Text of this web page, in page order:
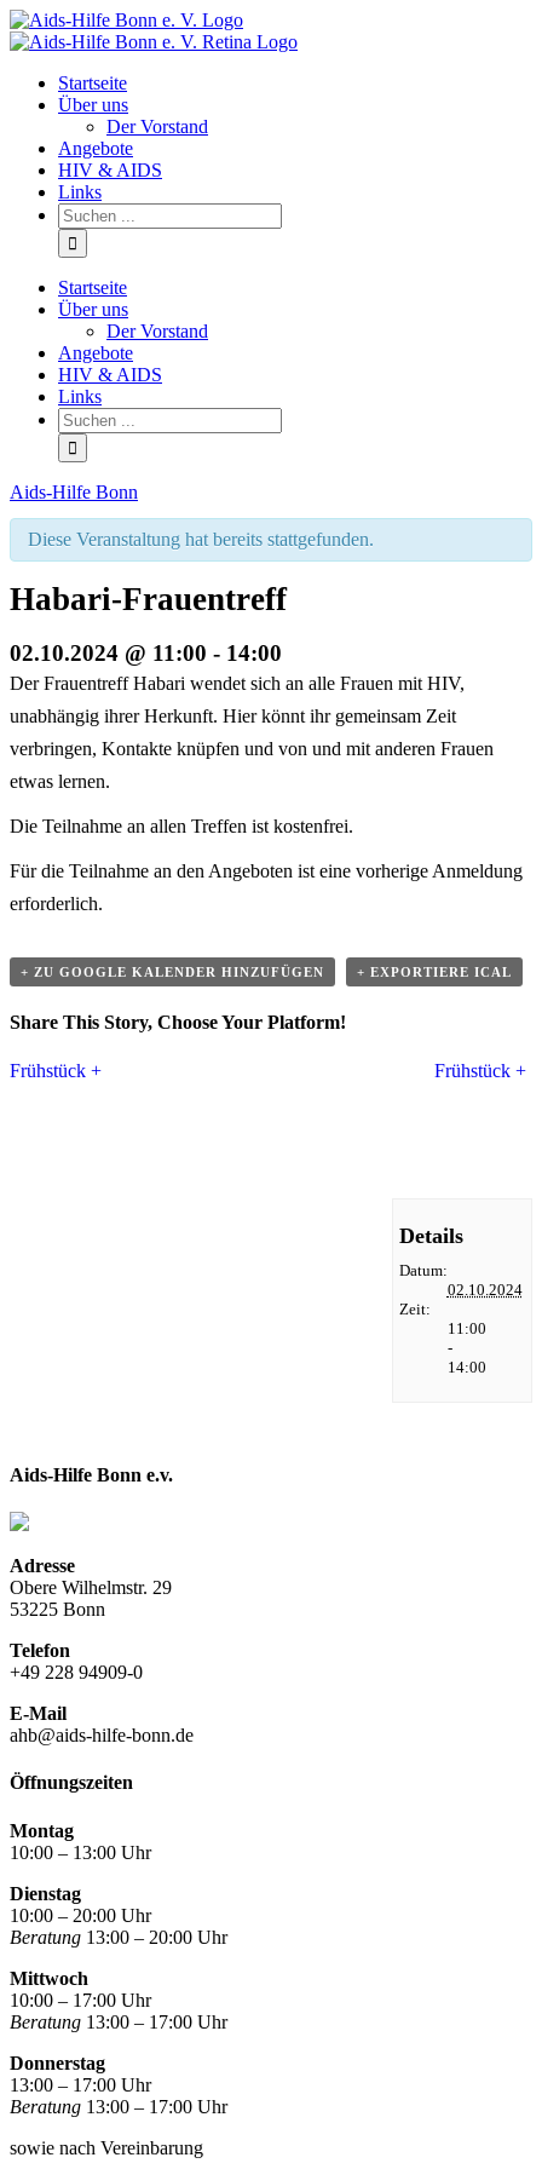
Facebook
Startseite
Über uns
Der Vorstand
Angebote
HIV & AIDS
Links
Startseite
Über uns
Der Vorstand
Angebote
HIV & AIDS
Links
Aids-Hilfe Bonn
Diese Veranstaltung hat bereits stattgefunden.
Habari-Frauentreff
02.10.2024 @ 11:00 - 14:00
Der Frauentreff Habari wendet sich an alle Frauen mit HIV,
unabhängig ihrer Herkunft. Hier könnt ihr gemeinsam Zeit
verbringen, Kontakte knüpfen und von und mit anderen Frauen
etwas lernen.
Die Teilnahme an allen Treffen ist kostenfrei.
Für die Teilnahme an den Angeboten ist eine vorherige Anmeldung
erforderlich.
+ ZU GOOGLE KALENDER HINZUFÜGEN + EXPORTIERE ICAL
Share This Story, Choose Your Platform!
Facebook
Twitter
Linkedin
Reddit
Tumblr
Google+
Pinterest
Vk
Email
Veranstaltung
Frühstück + Frühstück +
Details
Datum:
02.10.2024
Zeit:
11:00
-
14:00
Aids-Hilfe Bonn e.v.
Adresse
Obere Wilhelmstr. 29
53225 Bonn
Telefon
+49 228 94909-0
E-Mail
ahb@aids-hilfe-bonn.de
Öffnungszeiten
Montag
10:00 – 13:00 Uhr
Dienstag
10:00 – 20:00 Uhr
Beratung 13:00 – 20:00 Uhr
Mittwoch
10:00 – 17:00 Uhr
Beratung 13:00 – 17:00 Uhr
Donnerstag
13:00 – 17:00 Uhr
Beratung 13:00 – 17:00 Uhr
sowie nach Vereinbarung